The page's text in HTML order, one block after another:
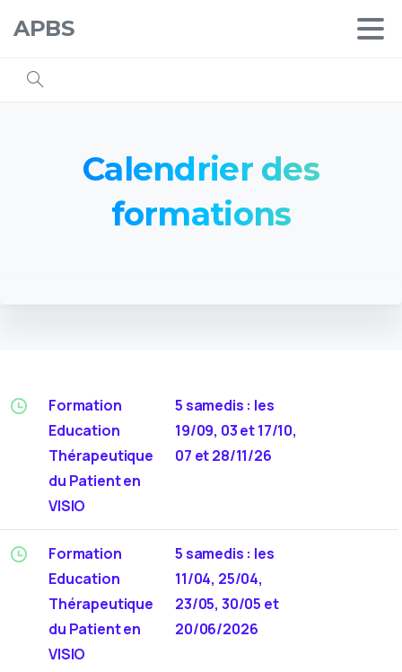
APBS
Calendrier des
formations
Formation
Education
Thérapeutique
du Patient en
VISIO
5 samedis : les
19/09, 03 et 17/10,
07 et 28/11/26
Formation
Education
Thérapeutique
du Patient en
VISIO
5 samedis : les
11/04, 25/04,
23/05, 30/05 et
20/06/2026